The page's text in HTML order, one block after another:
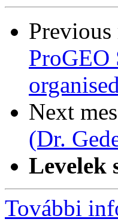
ProGEO
Next
(Dr.
Levelek
További